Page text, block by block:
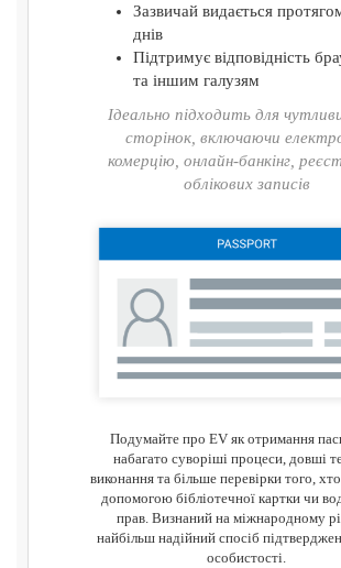
Зазвичай видається
днів
Підтримує відповідність
та іншим галузям
Ідеально підходить для
сторінок, включаючи
комерцію, онлайн-банкінг,
облікових записів
Подумайте про EV як отримання
набагато суворіші процеси, довші
виконання та більше перевірки того,
допомогою бібліотечної картки чи
прав. Визнаний на міжнародному
найбільш надійний спосіб
особистості.